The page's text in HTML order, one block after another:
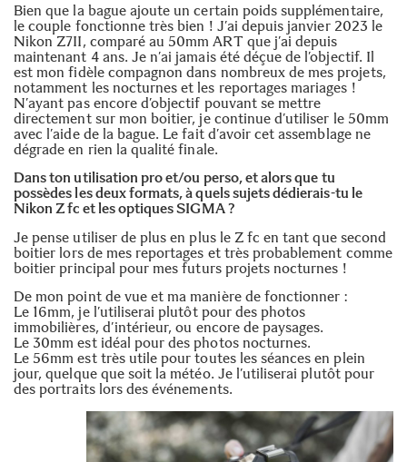
Bien que la bague ajoute un certain poids supplémentaire,
le couple fonctionne très bien ! J’ai depuis janvier 2023 le
Nikon Z7II, comparé au 50mm ART que j’ai depuis
maintenant 4 ans. Je n’ai jamais été déçue de l’objectif. Il
est mon fidèle compagnon dans nombreux de mes projets,
notamment les nocturnes et les reportages mariages !
N’ayant pas encore d’objectif pouvant se mettre
directement sur mon boitier, je continue d’utiliser le 50mm
avec l’aide de la bague. Le fait d’avoir cet assemblage ne
dégrade en rien la qualité finale.
Dans ton utilisation pro et/ou perso, et alors que tu
possèdes les deux formats, à quels sujets dédierais-tu le
Nikon Z fc et les optiques SIGMA ?
Je pense utiliser de plus en plus le Z fc en tant que second
boitier lors de mes reportages et très probablement comme
boitier principal pour mes futurs projets nocturnes !
De mon point de vue et ma manière de fonctionner :
Le 16mm, je l’utiliserai plutôt pour des photos
immobilières, d’intérieur, ou encore de paysages.
Le 30mm est idéal pour des photos nocturnes.
Le 56mm est très utile pour toutes les séances en plein
jour, quelque que soit la météo. Je l’utiliserai plutôt pour
des portraits lors des événements.